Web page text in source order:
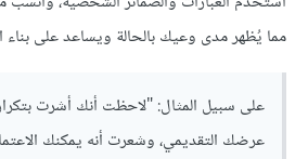
مما يُظهر مدى وعيك بالحالة ويساعد على بناء
على سبيل المثال: "لاحظت أنك أشرت
عرضك التقديمي، وشعرت أنه يمكنك